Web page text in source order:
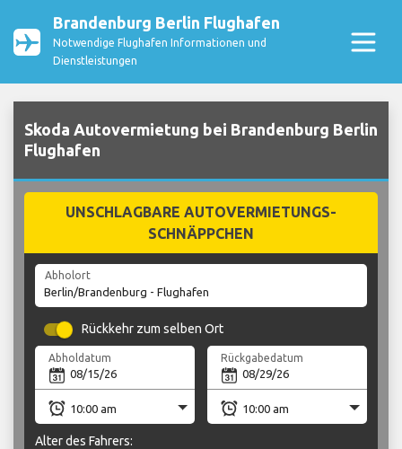
Brandenburg Berlin Flughafen
Notwendige Flughafen Informationen und
Dienstleistungen
Skoda Autovermietung bei Brandenburg Berlin
Flughafen
UNSCHLAGBARE AUTOVERMIETUNGS-
SCHNÄPPCHEN
Abholort
Rückkehr zum selben Ort
Abholdatum Rückgabedatum
Alter des Fahrers: